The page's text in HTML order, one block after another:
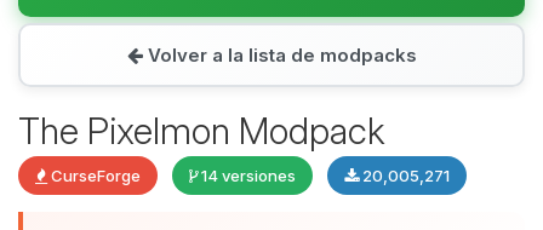
Volver a la lista de modpacks
The Pixelmon Modpack
CurseForge 14 versiones 20,005,271